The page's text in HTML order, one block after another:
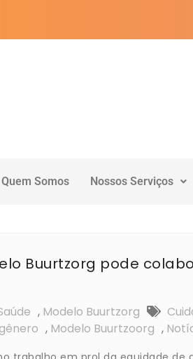
Quem Somos Nossos Serviços
Buurtzorg pode
, Modelo Buurtzorg
, Modelo Buurtzoorg ,